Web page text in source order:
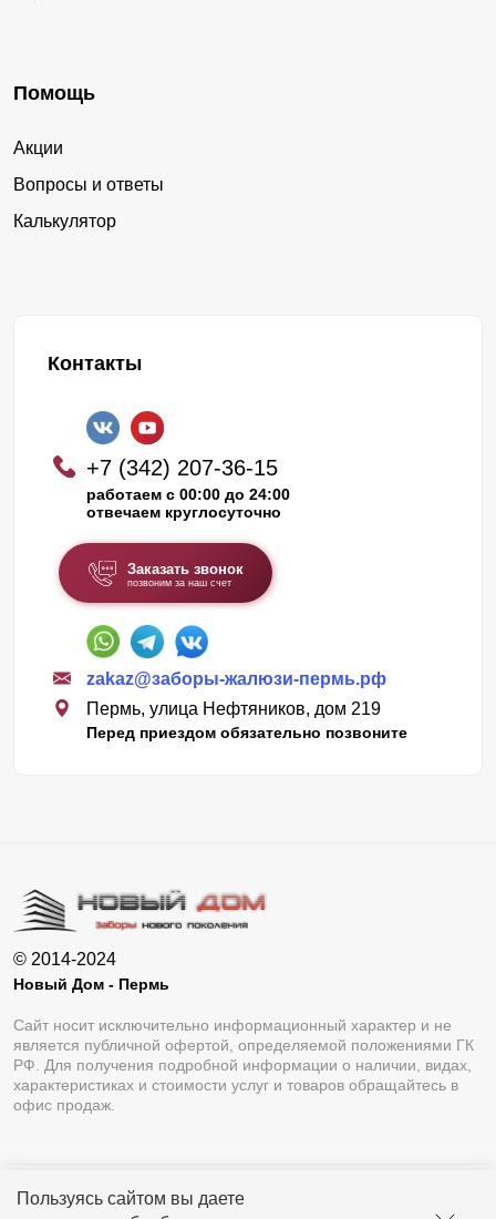
Пользуясь сайтом вы даете
Помощь
Акции
Вопросы и ответы
Калькулятор
Контакты
+7 (342) 207-36-15
работаем с 00:00 до 24:00
отвечаем круглосуточно
Заказать звонок
позвоним за наш счет
zakaz@заборы-жалюзи-пермь.рф
Пермь, улица Нефтяников, дом 219
Перед приездом обязательно позвоните
© 2014-2024
Новый Дом - Пермь
Сайт носит исключительно информационный характер и не
является публичной офертой, определяемой положениями ГК
РФ. Для получения подробной информации о наличии, видах,
характеристиках и стоимости услуг и товаров обращайтесь в
офис продаж.
Разработка сайтаLukevium